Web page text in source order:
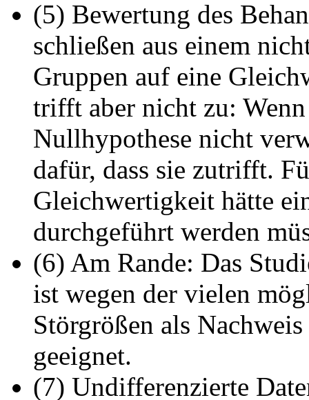
(5) Bewertung des
schließen aus einem
Gruppen auf eine
trifft aber nicht zu:
Nullhypothese nicht
dafür, dass sie zutrifft.
Gleichwertigkeit hätte
durchgeführt werden
(6) Am Rande: Das
ist wegen der vielen
Störgrößen als
geeignet.
(7) Undifferenzierte